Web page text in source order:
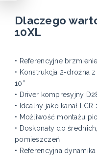
Dlaczego
10XL
• Referencyjne
• Konstrukcja 2-drożna
10”
• Driver kompresyjny
• Idealny jako kanał
• Możliwość montażu
• Doskonały do
pomieszczeń
• Referencyjna